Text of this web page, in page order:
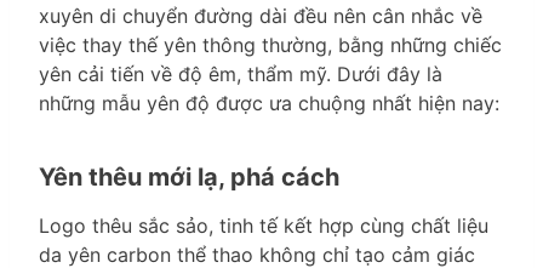
xuyên di chuyển đường dài đều nên cân nhắc về
việc thay thế yên thông thường, bằng những chiếc
yên cải tiến về độ êm, thẩm mỹ. Dưới đây là
những mẫu yên độ được ưa chuộng nhất hiện nay:
Yên thêu mới lạ, phá cách
Logo thêu sắc sảo, tinh tế kết hợp cùng chất liệu
da yên carbon thể thao không chỉ tạo cảm giác